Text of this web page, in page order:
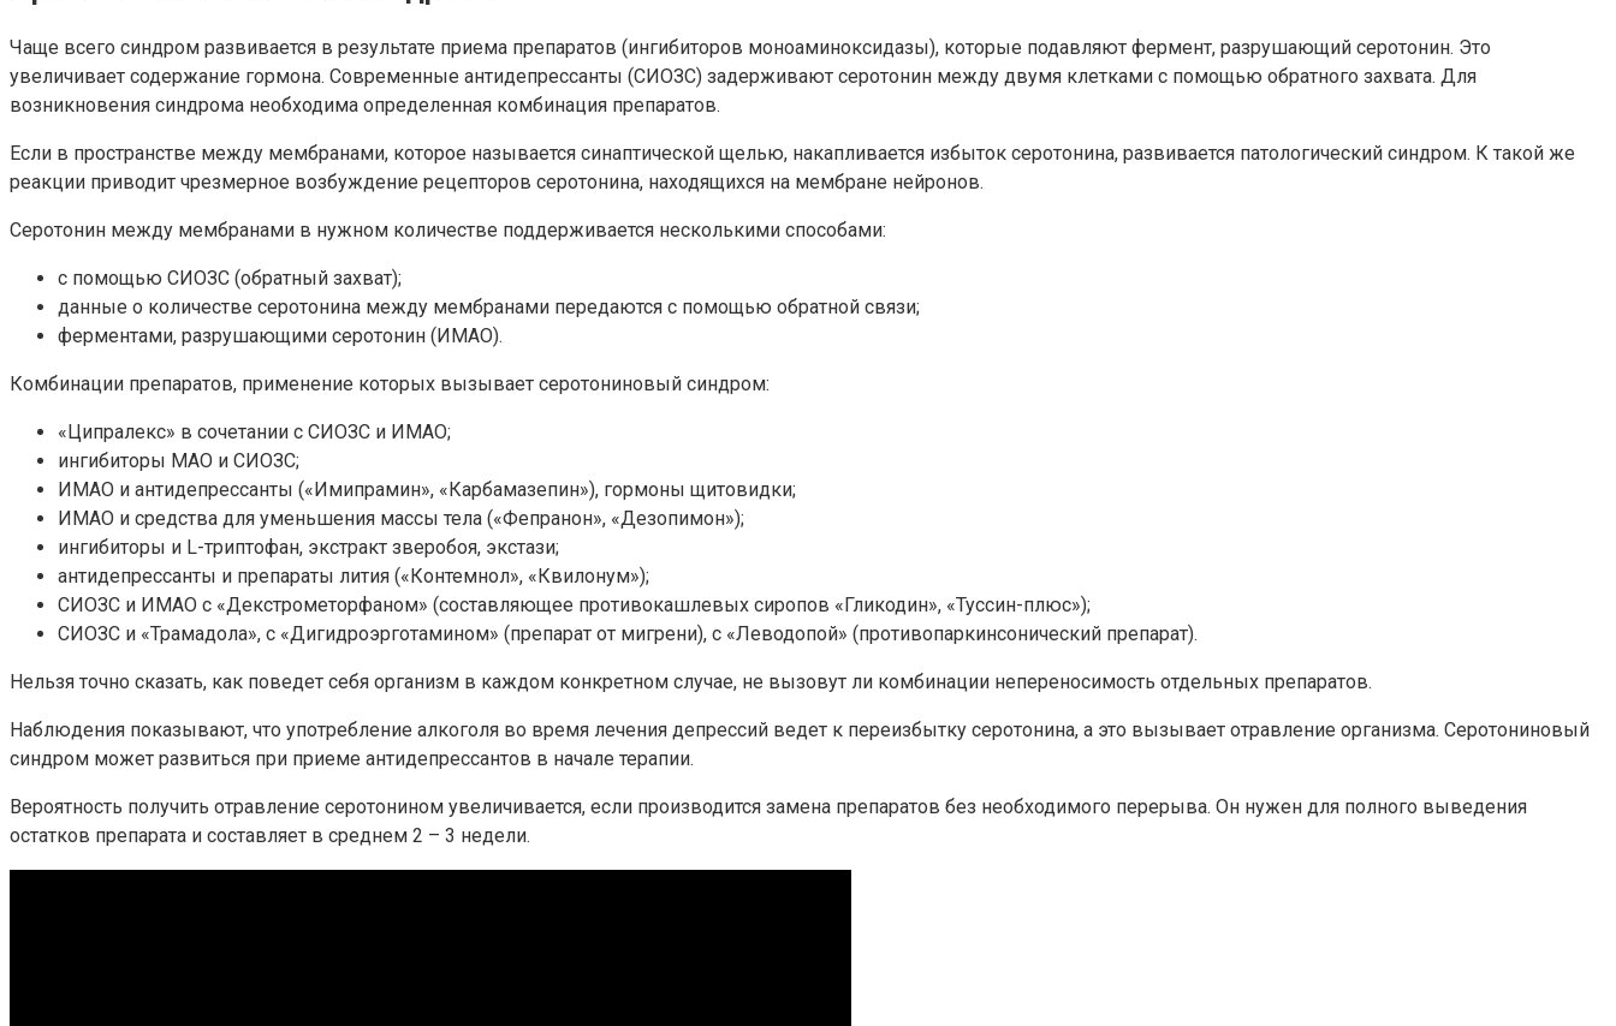
Чаще всего синдром развивается в результате приема препаратов (ингибиторов моноаминоксидазы), которые подавляют фермент, разрушающий серотонин. Это
увеличивает содержание гормона. Современные антидепрессанты (СИОЗС) задерживают серотонин между двумя клетками с помощью обратного захвата. Для
возникновения синдрома необходима определенная комбинация препаратов.
Если в пространстве между мембранами, которое называется синаптической щелью, накапливается избыток серотонина, развивается патологический синдром. К такой же
реакции приводит чрезмерное возбуждение рецепторов серотонина, находящихся на мембране нейронов.
Серотонин между мембранами в нужном количестве поддерживается несколькими способами:
с помощью СИОЗС (обратный захват);
данные о количестве серотонина между мембранами передаются с помощью обратной связи;
ферментами, разрушающими серотонин (ИМАО).
Комбинации препаратов, применение которых вызывает серотониновый синдром:
«Ципралекс» в сочетании с СИОЗС и ИМАО;
ингибиторы МАО и СИОЗС;
ИМАО и антидепрессанты («Имипрамин», «Карбамазепин»), гормоны щитовидки;
ИМАО и средства для уменьшения массы тела («Фепранон», «Дезопимон»);
ингибиторы и L-триптофан, экстракт зверобоя, экстази;
антидепрессанты и препараты лития («Контемнол», «Квилонум»);
СИОЗС и ИМАО с «Декстрометорфаном» (составляющее противокашлевых сиропов «Гликодин», «Туссин-плюс»);
СИОЗС и «Трамадола», с «Дигидроэрготамином» (препарат от мигрени), с «Леводопой» (противопаркинсонический препарат).
Нельзя точно сказать, как поведет себя организм в каждом конкретном случае, не вызовут ли комбинации непереносимость отдельных препаратов.
Наблюдения показывают, что употребление алкоголя во время лечения депрессий ведет к переизбытку серотонина, а это вызывает отравление организма. Серотониновый
синдром может развиться при приеме антидепрессантов в начале терапии.
Вероятность получить отравление серотонином увеличивается, если производится замена препаратов без необходимого перерыва. Он нужен для полного выведения
остатков препарата и составляет в среднем 2 – 3 недели.